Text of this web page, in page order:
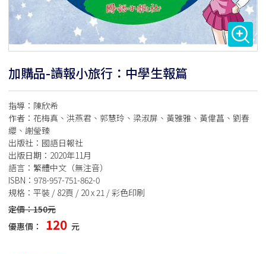
加購品-讀報小旅行：中學生報篇
指導：陳欣希
作者：花梅真、洪燕君、郭慧玲、梁淑屏、黃雅雅、黃偉菖、劉春
纓、謝瑩臻
出版社：國語日報社
出版日期：2020年11月
語言：繁體中文（無注音）
ISBN：978-957-751-862-0
規格：平裝 / 82頁 / 20 x 21 / 彩色印刷
定價：150元
優惠價：
120 元